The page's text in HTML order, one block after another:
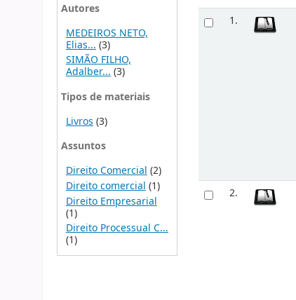
Autores
MEDEIROS NETO,
Elias... (3)
SIMÃO FILHO,
Adalber...(3)
Tipos de materiais
Livros (3)
Assuntos
Direito Comercial (2)
Direito comercial (1)
Direito Empresarial
(1)
Direito Processual C...
(1)
1.
2.